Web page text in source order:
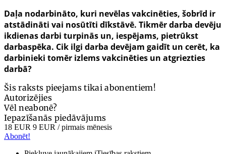
Daļa nodarbināto, kuri nevēlas vakcinēties, šobrīd ir
atstādināti vai nosūtīti dīkstāvē. Tikmēr darba devēju
ikdienas darbi turpinās un, iespējams, pietrūkst
darbaspēka. Cik ilgi darba devējam gaidīt un cerēt, ka
darbinieki tomēr izlems vakcinēties un atgriezties
darbā?
Šis raksts pieejams tikai abonentiem!
Autorizējies
Vēl neabonē?
Iepazīšanās piedāvājums
18 EUR 9 EUR / pirmais mēnesis
Abonēt!